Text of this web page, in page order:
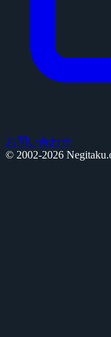
お問い合わせ
© 2002-2026